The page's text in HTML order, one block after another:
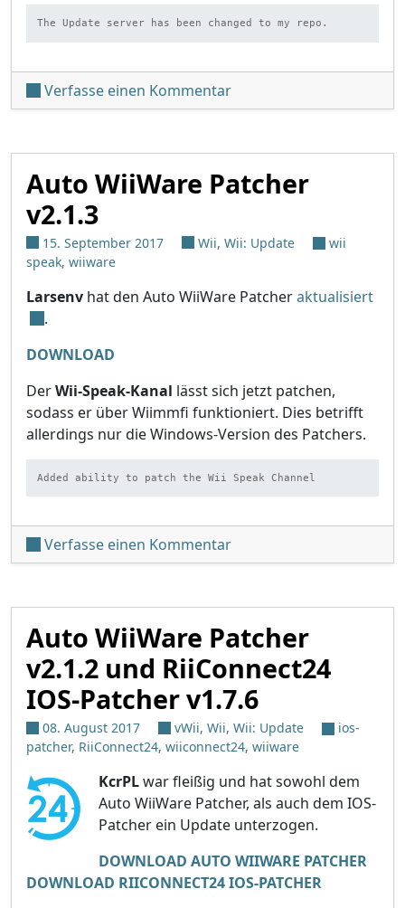
The Update server has been changed to my repo.
Verfasse einen Kommentarunter 'Auto WiiWare
Auto WiiWare Patcher
v2.1.3
15. September 2017 Wii, Wii: Update
wii
speak, wiiware
Larsenv hat den Auto WiiWare Patcheraktualisiert
.
DOWNLOAD
DerWii-Speak-Kanal lässt sich jetzt patchen,
sodass er über Wiimmfi funktioniert. Dies betrifft
allerdings nur die Windows-Version des Patchers.
Added ability to patch the Wii Speak Channel
Verfasse einen Kommentarunter 'Auto WiiWare
Auto WiiWare Patcher
v2.1.2 und RiiConnect24
IOS-Patcher v1.7.6
08. August 2017 vWii, Wii, Wii: Update
ios-
patcher, RiiConnect24, wiiconnect24, wiiware
KcrPLwar fleißig und hat sowohl dem
Auto WiiWare Patcher, als auch dem IOS-
Patcher ein Update unterzogen.
DOWNLOAD AUTO WIIWARE PATCHER
DOWNLOAD RIICONNECT24 IOS-PATCHER